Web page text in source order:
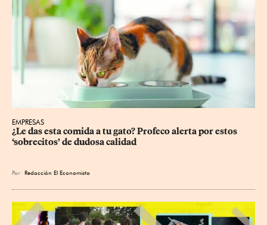
EMPRESAS
¿Le das esta comida a tu gato? Profeco alerta por estos
‘sobrecitos’ de dudosa calidad
Por Redacción El Economista